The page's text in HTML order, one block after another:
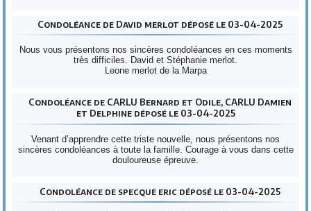
Condoléance de David merlot déposé le 03-04-2025
Nous vous présentons nos sincères condoléances en ces moments
très difficiles. David et Stéphanie merlot.
Leone merlot de la Marpa
Condoléance de CARLU Bernard et Odile, CARLU Damien
et Delphine déposé le 03-04-2025
Venant d’apprendre cette triste nouvelle, nous présentons nos
sincères condoléances à toute la famille. Courage à vous dans cette
douloureuse épreuve.
Condoléance de specque eric déposé le 03-04-2025